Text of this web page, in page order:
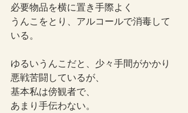
必要物品を横に置き手際よく
うんこをとり、アルコールで消毒して
いる。
ゆるいうんこだと、少々手間がかかり
悪戦苦闘しているが、
基本私は傍観者で、
あまり手伝わない。